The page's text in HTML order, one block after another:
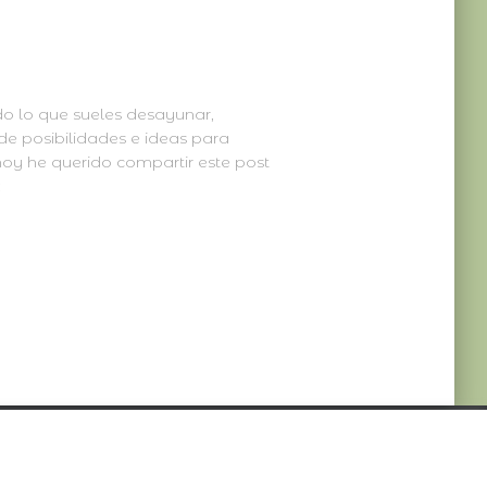
lo que sueles desayunar,
posibilidades e ideas para
he querido compartir este post